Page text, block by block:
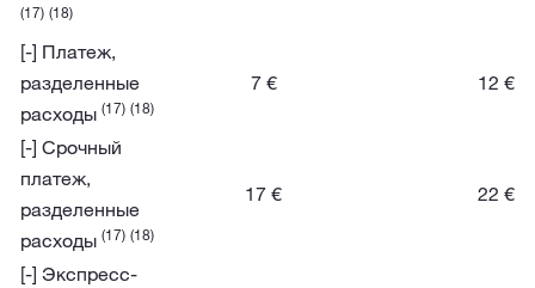
(17) (18)
[-] Платеж,
разделенные
расходы (17) (18)
7 € 12 €
[-] Срочный
платеж,
разделенные
расходы (17) (18)
17 € 22 €
[-] Экспресс-